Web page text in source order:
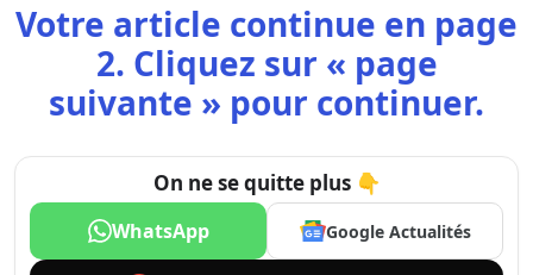
Votre article continue en page
2. Cliquez sur « page
suivante » pour continuer.
On ne se quitte plus 👇
WhatsApp Google Actualités